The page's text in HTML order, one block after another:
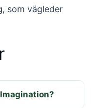
, som vägleder